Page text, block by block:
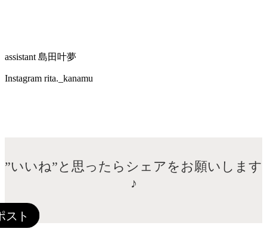
assistant 島田叶夢
Instagram rita._kanamu
”いいね”と思ったらシェアをお願いします
♪